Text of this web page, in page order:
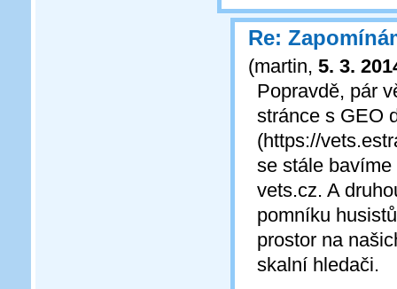
Re:
(martin, 5. 3.
Popravdě, pár
stránce s GEO
(https://
se stále
vets.cz. A
pomníku
prostor na
skalní hledači.